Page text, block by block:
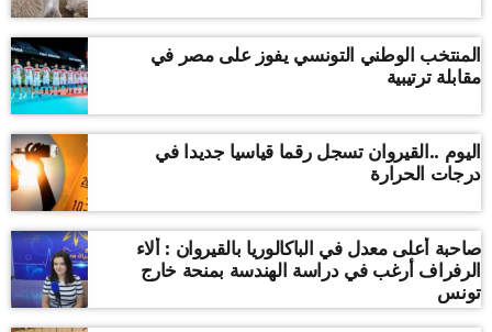
المنتخب الوطني التونسي يفوز على مصر في
مقابلة ترتيبية
اليوم ..القيروان تسجل رقما قياسيا جديدا في
درجات الحرارة
صاحبة أعلى معدل في الباكالوريا بالقيروان : ألاء
الرفراف أرغب في دراسة الهندسة بمنحة خارج
تونس